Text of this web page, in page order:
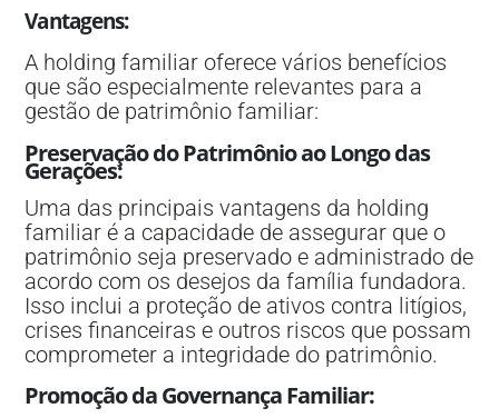
Vantagens:
A holding familiar oferece vários benefícios
que são especialmente relevantes para a
gestão de patrimônio familiar:
Preservação do Patrimônio ao Longo das
Gerações:
Uma das principais vantagens da holding
familiar é a capacidade de assegurar que o
patrimônio seja preservado e administrado de
acordo com os desejos da família fundadora.
Isso inclui a proteção de ativos contra litígios,
crises financeiras e outros riscos que possam
comprometer a integridade do patrimônio.
Promoção da Governança Familiar: